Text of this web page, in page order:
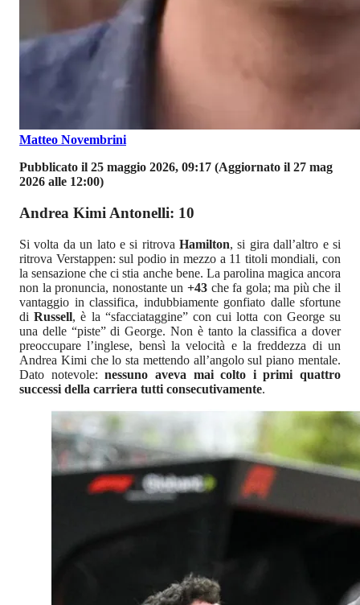
Matteo Novembrini
Pubblicato il 25 maggio 2026, 09:17 (Aggiornato il 27 mag
2026 alle 12:00)
Andrea Kimi Antonelli: 10
Si volta da un lato e si ritrovaHamilton, si gira dall’altro e si
ritrova Verstappen: sul podio in mezzo a 11 titoli mondiali, con
la sensazione che ci stia anche bene. La parolina magica ancora
non la pronuncia, nonostante un +43che fa gola; ma più che il
vantaggio in classifica, indubbiamente gonfiato dalle sfortune
diRussell, è la “sfacciataggine” con cui lotta con George su
una delle “piste” di George. Non è tanto la classifica a dover
preoccupare l’inglese, bensì la velocità e la freddezza di un
Andrea Kimi che lo sta mettendo all’angolo sul piano mentale.
Dato notevole:nessuno aveva mai colto i primi quattro
successi della carriera tutti consecutivamente.